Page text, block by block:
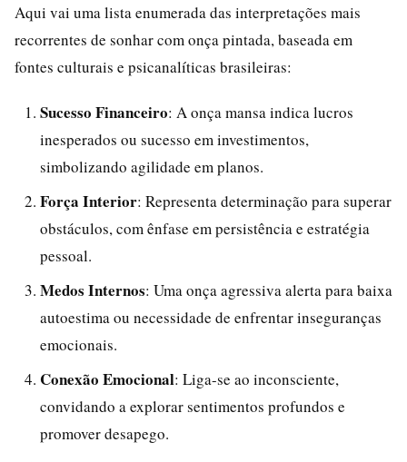
Aqui vai uma lista enumerada das interpretações mais
recorrentes de sonhar com onça pintada, baseada em
fontes culturais e psicanalíticas brasileiras:
Sucesso Financeiro: A onça mansa indica lucros
inesperados ou sucesso em investimentos,
simbolizando agilidade em planos.
Força Interior: Representa determinação para superar
obstáculos, com ênfase em persistência e estratégia
pessoal.
Medos Internos: Uma onça agressiva alerta para baixa
autoestima ou necessidade de enfrentar inseguranças
emocionais.
Conexão Emocional: Liga-se ao inconsciente,
convidando a explorar sentimentos profundos e
promover desapego.